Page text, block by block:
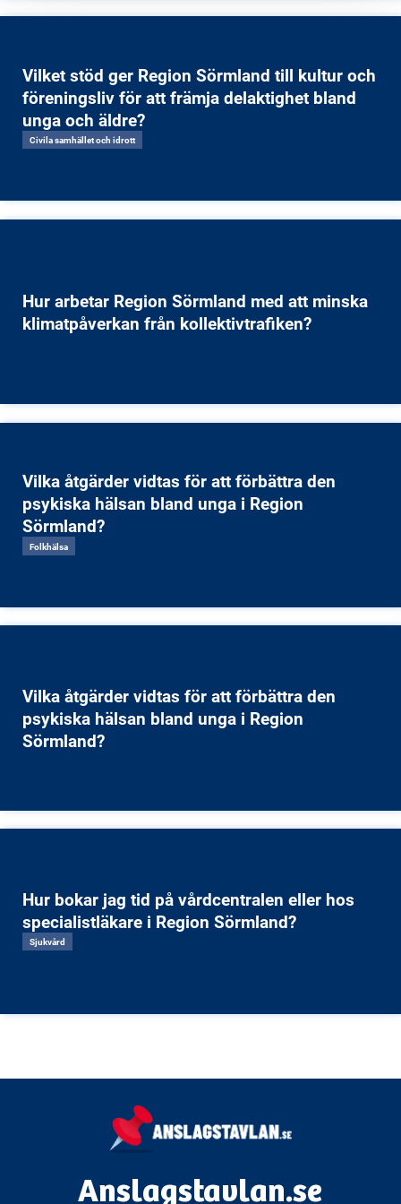
Vilket stöd ger Region Sörmland till kultur och
föreningsliv för att främja delaktighet bland
unga och äldre?
Civila samhället och idrott
Hur arbetar Region Sörmland med att minska
klimatpåverkan från kollektivtrafiken?
Vilka åtgärder vidtas för att förbättra den
psykiska hälsan bland unga i Region
Sörmland?
Folkhälsa
Vilka åtgärder vidtas för att förbättra den
psykiska hälsan bland unga i Region
Sörmland?
Hur bokar jag tid på vårdcentralen eller hos
specialistläkare i Region Sörmland?
Sjukvård
Anslagstavlan.se